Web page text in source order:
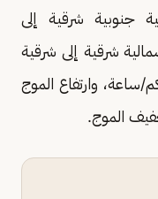
جنوبية شرقية إلى
شرقية إلى شرقية
الجزء الجنوبي بسرعة 10 - 25 كم/ساعة، وارتفاع الموج
الموج.